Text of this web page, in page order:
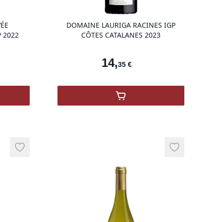
St Chinian
2022
CUVÉE D'EXCELLENCE BUZET AOP 2022
DOMAINE LAURIGA RACINES IGP
CÔTES CATALANES 2023
14,35 €
,Domaine Lauriga Racines
Add to wishlist Add to